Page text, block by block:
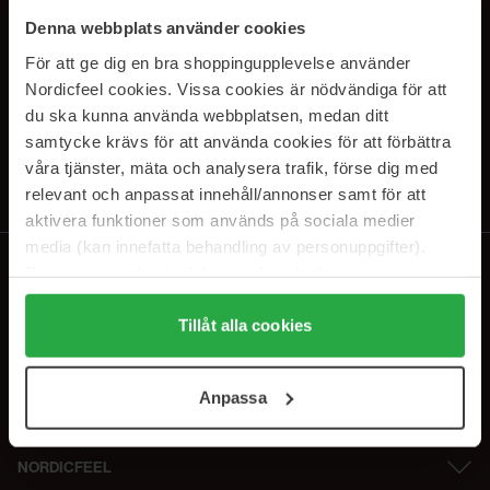
Denna webbplats använder cookies
För att ge dig en bra shoppingupplevelse använder
Nordicfeel cookies. Vissa cookies är nödvändiga för att
du ska kunna använda webbplatsen, medan ditt
samtycke krävs för att använda cookies för att förbättra
våra tjänster, mäta och analysera trafik, förse dig med
relevant och anpassat innehåll/annonser samt för att
aktivera funktioner som används på sociala medier
media (kan innefatta behandling av personuppgifter).
Genom att trycka på "Tillåt alla cookies" accepterar du
alla cookies, medan du under "Detaljer" kan anpassa
användningen av cookies. Du kan när som helst återkalla
samt vår Integritetspolicy.
Tillåt alla cookies
Anpassa
PRENUMERERA PÅ VÅRA
NYHETSBREV
E-postadress
Genom att prenumerera accepterar du vårIntegritetspolicy.
NORDICFEEL